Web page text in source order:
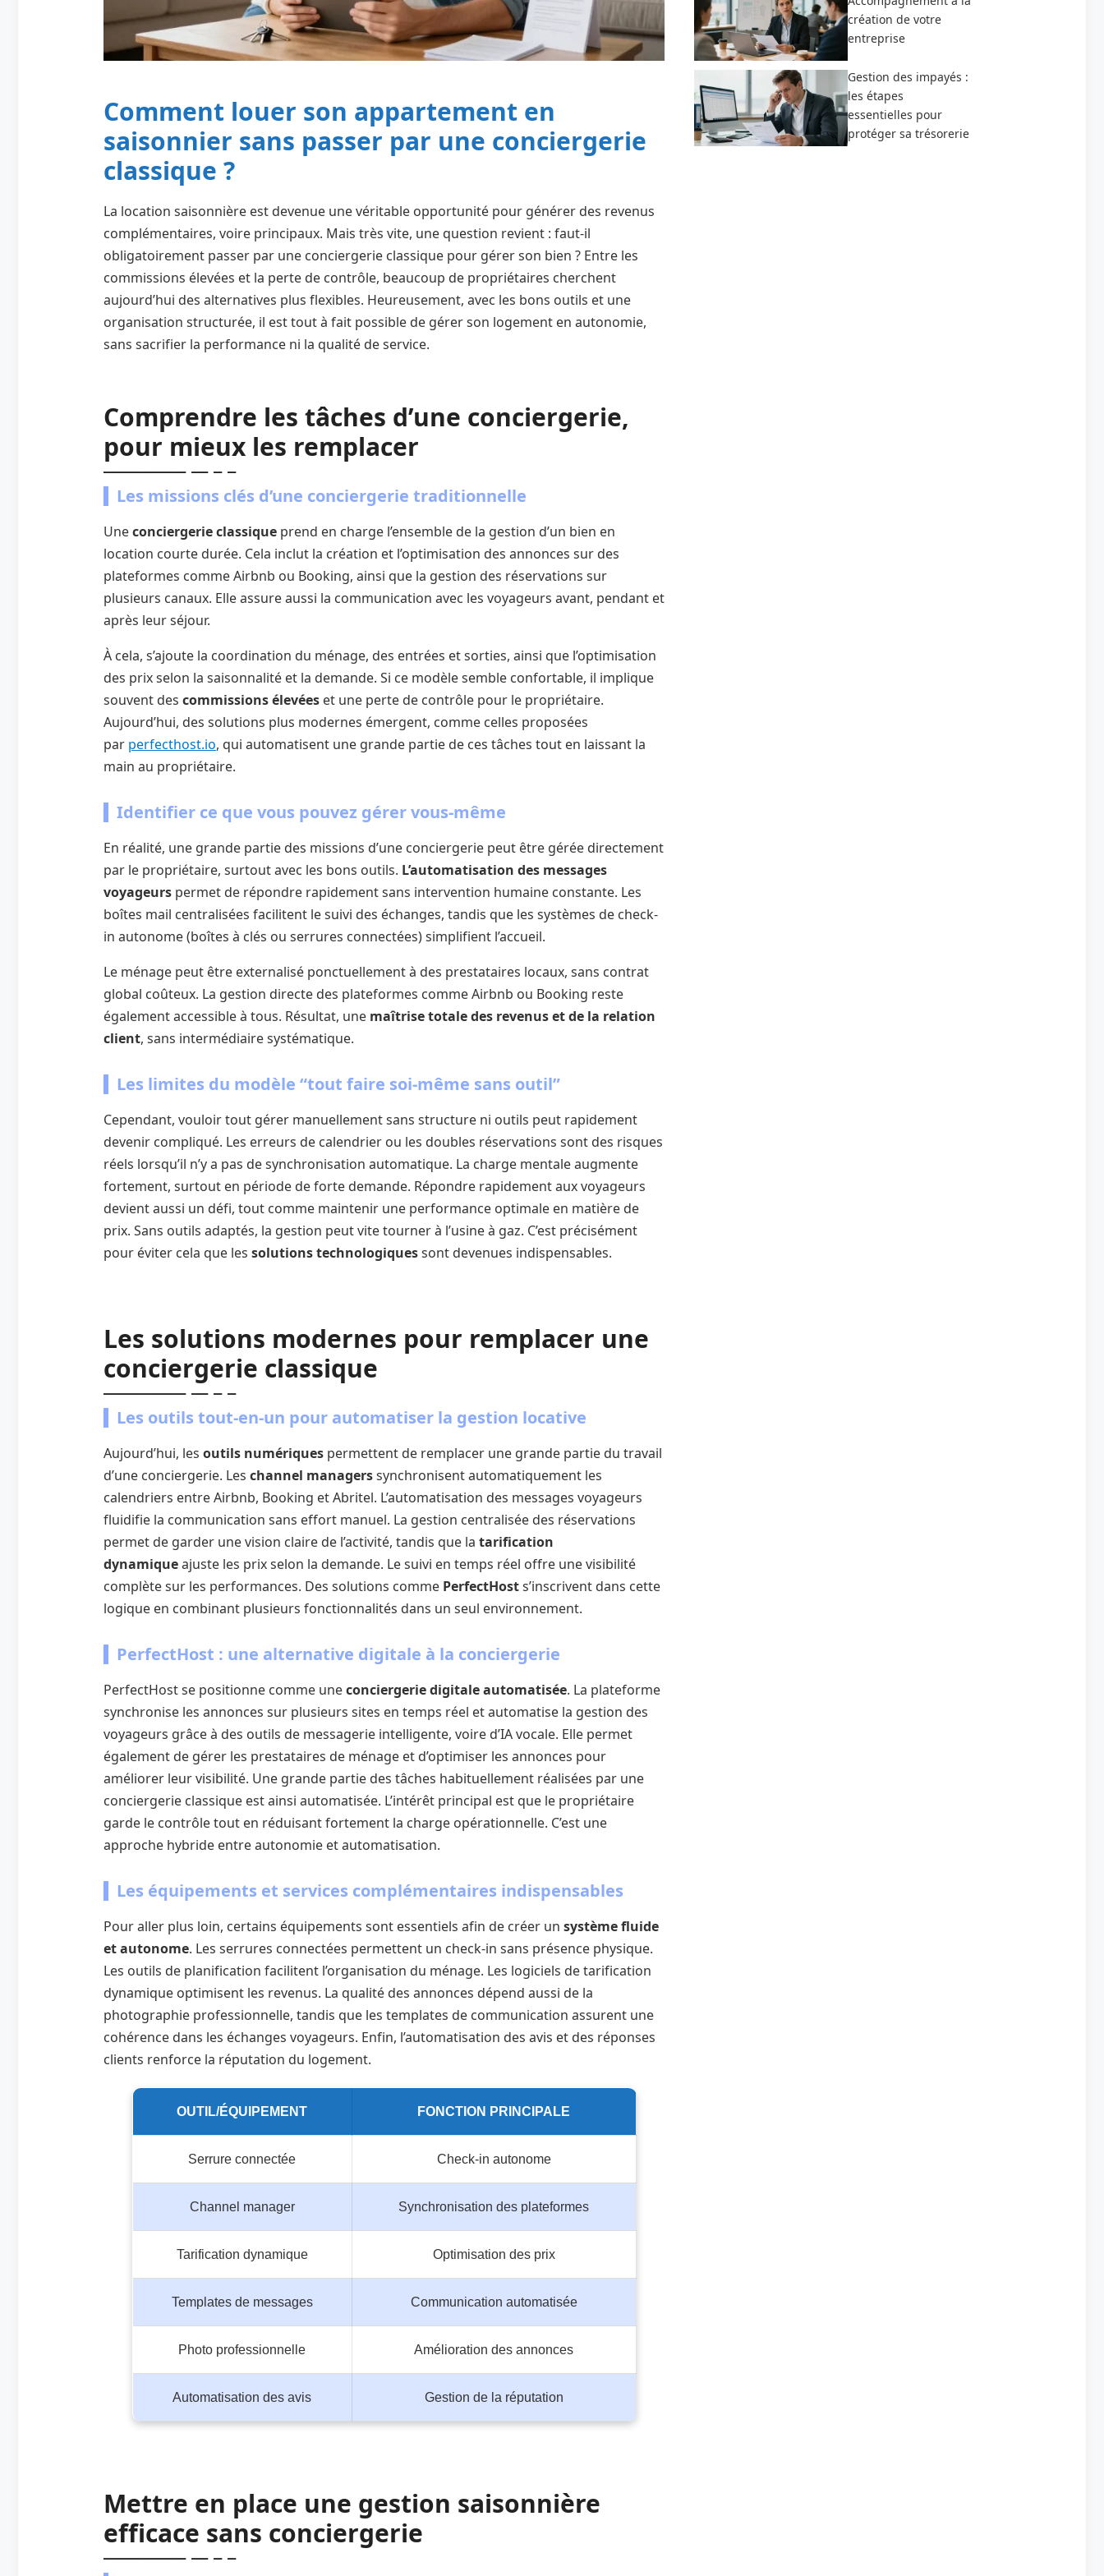
Comment louer son appartement en
saisonnier sans passer par une conciergerie
classique ?
La location saisonnière est devenue une véritable opportunité pour générer des revenus
complémentaires, voire principaux. Mais très vite, une question revient : faut-il
obligatoirement passer par une conciergerie classique pour gérer son bien ? Entre les
commissions élevées et la perte de contrôle, beaucoup de propriétaires cherchent
aujourd’hui des alternatives plus flexibles. Heureusement, avec les bons outils et une
organisation structurée, il est tout à fait possible de gérer son logement en autonomie,
sans sacrifier la performance ni la qualité de service.
Comprendre les tâches d’une conciergerie,
pour mieux les remplacer
Les missions clés d’une conciergerie traditionnelle
Uneconciergerie classique prend en charge l’ensemble de la gestion d’un bien en
location courte durée. Cela inclut la création et l’optimisation des annonces sur des
plateformes comme Airbnb ou Booking, ainsi que la gestion des réservations sur
plusieurs canaux. Elle assure aussi la communication avec les voyageurs avant, pendant et
après leur séjour.
À cela, s’ajoute la coordination du ménage, des entrées et sorties, ainsi que l’optimisation
des prix selon la saisonnalité et la demande. Si ce modèle semble confortable, il implique
souvent des commissions élevées et une perte de contrôle pour le propriétaire.
Aujourd’hui, des solutions plus modernes émergent, comme celles proposées
par perfecthost.io, qui automatisent une grande partie de ces tâches tout en laissant la
main au propriétaire.
Identifier ce que vous pouvez gérer vous-même
En réalité, une grande partie des missions d’une conciergerie peut être gérée directement
par le propriétaire, surtout avec les bons outils. L’automatisation des messages
voyageurs permet de répondre rapidement sans intervention humaine constante. Les
boîtes mail centralisées facilitent le suivi des échanges, tandis que les systèmes de check-
in autonome (boîtes à clés ou serrures connectées) simplifient l’accueil.
Le ménage peut être externalisé ponctuellement à des prestataires locaux, sans contrat
global coûteux. La gestion directe des plateformes comme Airbnb ou Booking reste
également accessible à tous. Résultat, une maîtrise totale des revenus et de la relation
client, sans intermédiaire systématique.
Les limites du modèle “tout faire soi-même sans outil”
Cependant, vouloir tout gérer manuellement sans structure ni outils peut rapidement
devenir compliqué. Les erreurs de calendrier ou les doubles réservations sont des risques
réels lorsqu’il n’y a pas de synchronisation automatique. La charge mentale augmente
fortement, surtout en période de forte demande. Répondre rapidement aux voyageurs
devient aussi un défi, tout comme maintenir une performance optimale en matière de
prix. Sans outils adaptés, la gestion peut vite tourner à l’usine à gaz. C’est précisément
pour éviter cela que les solutions technologiquessont devenues indispensables.
Les solutions modernes pour remplacer une
conciergerie classique
Les outils tout-en-un pour automatiser la gestion locative
Aujourd’hui, les outils numériques permettent de remplacer une grande partie du travail
d’une conciergerie. Les channel managerssynchronisent automatiquement les
calendriers entre Airbnb, Booking et Abritel. L’automatisation des messages voyageurs
fluidifie la communication sans effort manuel. La gestion centralisée des réservations
permet de garder une vision claire de l’activité, tandis que la tarification
dynamiqueajuste les prix selon la demande. Le suivi en temps réel offre une visibilité
complète sur les performances. Des solutions comme PerfectHosts’inscrivent dans cette
logique en combinant plusieurs fonctionnalités dans un seul environnement.
PerfectHost : une alternative digitale à la conciergerie
PerfectHost se positionne comme uneconciergerie digitale automatisée. La plateforme
synchronise les annonces sur plusieurs sites en temps réel et automatise la gestion des
voyageurs grâce à des outils de messagerie intelligente, voire d’IA vocale. Elle permet
également de gérer les prestataires de ménage et d’optimiser les annonces pour
améliorer leur visibilité. Une grande partie des tâches habituellement réalisées par une
conciergerie classique est ainsi automatisée. L’intérêt principal est que le propriétaire
garde le contrôle tout en réduisant fortement la charge opérationnelle. C’est une
approche hybride entre autonomie et automatisation.
Les équipements et services complémentaires indispensables
Pour aller plus loin, certains équipements sont essentiels afin de créer un système fluide
et autonome. Les serrures connectées permettent un check-in sans présence physique.
Les outils de planification facilitent l’organisation du ménage. Les logiciels de tarification
dynamique optimisent les revenus. La qualité des annonces dépend aussi de la
photographie professionnelle, tandis que les templates de communication assurent une
cohérence dans les échanges voyageurs. Enfin, l’automatisation des avis et des réponses
clients renforce la réputation du logement.
OUTIL/ÉQUIPEMENT FONCTION PRINCIPALE
Serrure connectée Check-in autonome
Channel manager Synchronisation des plateformes
Tarification dynamique Optimisation des prix
Templates de messages Communication automatisée
Photo professionnelle Amélioration des annonces
Automatisation des avis Gestion de la réputation
Mettre en place une gestion saisonnière
efficace sans conciergerie
création de votre
entreprise
Gestion des impayés :
les étapes
essentielles pour
protéger sa trésorerie